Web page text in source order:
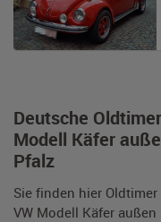
Deutsche
Modell Käfer
Pfalz
Sie finden hier
VW Modell Käfer